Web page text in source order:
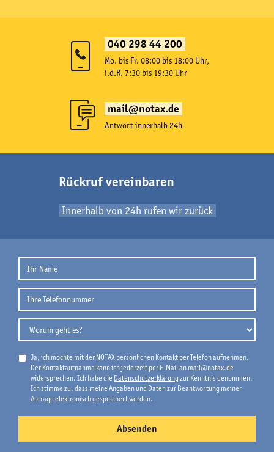
040 298 44 200
Mo. bis Fr. 08:00 bis 18:00 Uhr,
i.d.R. 7:30 bis 19:30 Uhr
mail@notax.de
Antwort innerhalb 24h
Rückruf vereinbaren
Innerhalb von 24h rufen wir zurück
Ja, ich möchte mit der NOTAX persönlichen Kontakt per Telefon aufnehmen.
Der Kontaktaufnahme kann ich jederzeit per E-Mail an mail@notax.de
widersprechen. Ich habe die Datenschutzerklärungzur Kenntnis genommen.
Ich stimme zu, dass meine Angaben und Daten zur Beantwortung meiner
Anfrage elektronisch gespeichert werden.